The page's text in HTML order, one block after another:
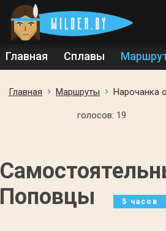
Главная Сплавы
Главная Маршруты Нарочанка
голосов: 19
Поповцы
5 часов